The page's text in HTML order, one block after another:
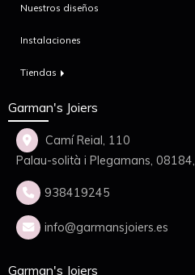
Nuestros diseños
Instalaciones
Tiendas
Garman's Joiers
Camí Reial, 110
Palau-solità i Plegamans, 08184,
938419245
info garmansjoiers.es
Garman's Joiers